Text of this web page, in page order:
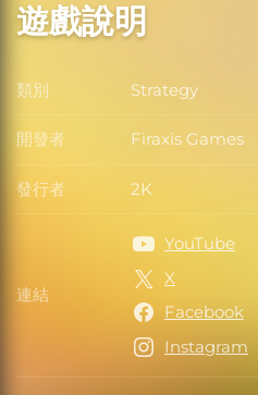
遊戲說明
類別 類別
Strategy
開發者 開發者
Firaxis Games
發行者 發行者
2K
連結 連結
YouTube
X
Facebook
Instagram